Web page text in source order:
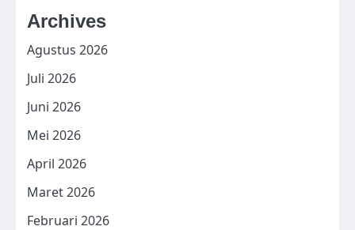
Archives
Agustus 2026
Juli 2026
Juni 2026
Mei 2026
April 2026
Maret 2026
Februari 2026